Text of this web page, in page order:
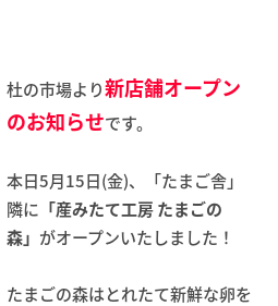
杜の市場より新店舗オープン
のお知らせです。
本日5月15日(金)、「たまご舎」
隣に 「産みたて工房 たまごの
森」 がオープンいたしました！
たまごの森はとれたて新鮮な卵を